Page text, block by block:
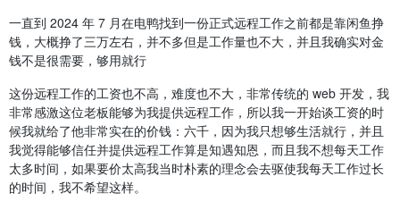
一直到 2024 年 7 月在电鸭找到一份正式远程工作之前都是靠闲鱼挣
钱，大概挣了三万左右，并不多但是工作量也不大，并且我确实对金
钱不是很需要，够用就行
这份远程工作的工资也不高，难度也不大，非常传统的 web 开发，我
非常感激这位老板能够为我提供远程工作，所以我一开始谈工资的时
候我就给了他非常实在的价钱：六千，因为我只想够生活就行，并且
我觉得能够信任并提供远程工作算是知遇知恩，而且我不想每天工作
太多时间，如果要价太高我当时朴素的理念会去驱使我每天工作过长
的时间，我不希望这样。